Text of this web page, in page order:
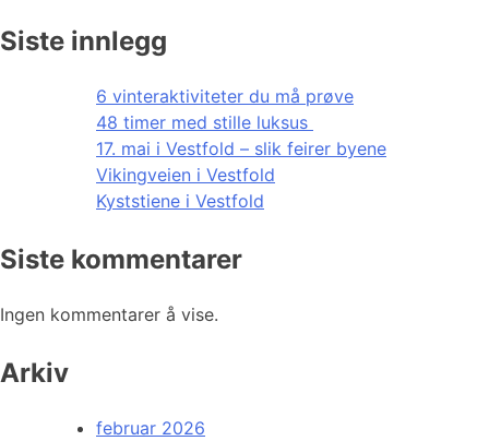
Siste innlegg
6 vinteraktiviteter du må prøve
48 timer med stille luksus
17. mai i Vestfold – slik feirer byene
Vikingveien i Vestfold
Kyststiene i Vestfold
Siste kommentarer
Ingen kommentarer å vise.
Arkiv
februar 2026